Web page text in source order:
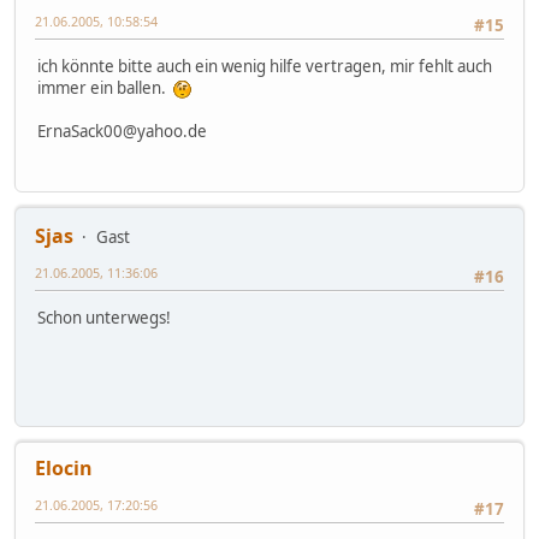
#15
21.06.2005, 10:58:54
ich könnte bitte auch ein wenig hilfe vertragen, mir fehlt auch
immer ein ballen.
ErnaSack00@yahoo.de
Sjas
Gast
#16
21.06.2005, 11:36:06
Schon unterwegs!
Elocin
#17
21.06.2005, 17:20:56